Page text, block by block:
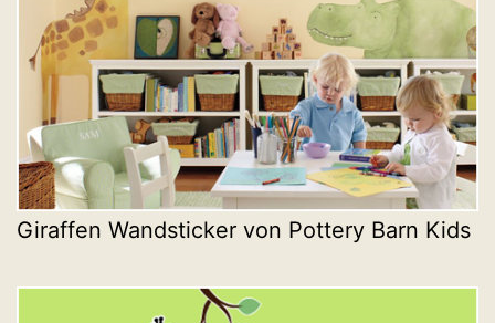
Giraffen Wandsticker von Pottery Barn Kids